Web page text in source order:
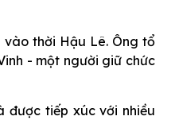
thời Hậu Lê. Ông tổ
- một người giữ chức
được tiếp xúc với nhiều